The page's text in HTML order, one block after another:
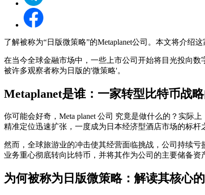
了解被称为“日版微策略”的Metaplanet公司。本文将介绍
在当今全球金融市场中，一些上市公司开始将目光投向
被许多观察者称为日版的'微策略'。
Metaplanet是谁：一家转型比特币战
你可能会好奇， Meta planet 公司 究竟是做什么的？实际上
精准定位迅速扩张，一度成为日本经济型酒店市场的标杆
然而，全球旅游业的冲击使其经营面临挑战，公司持续亏
业务重心彻底转向比特币，并将其作为公司的主要储备资
为何被称为日版微策略：解读其核心